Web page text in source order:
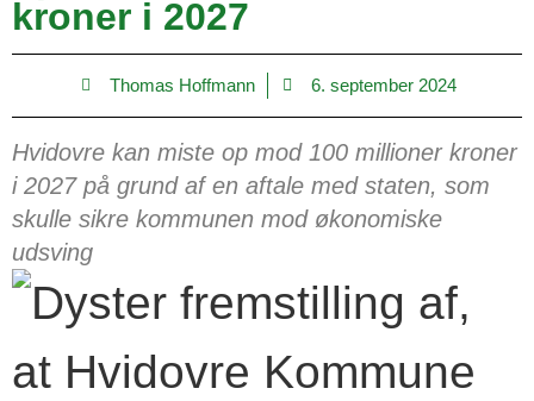
kroner i 2027
Thomas Hoffmann 6. september 2024
Hvidovre kan miste op mod 100 millioner kroner
i 2027 på grund af en aftale med staten, som
skulle sikre kommunen mod økonomiske
udsving